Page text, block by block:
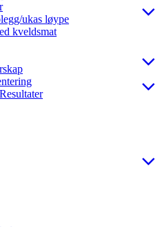
ukas løype
kveldsmat